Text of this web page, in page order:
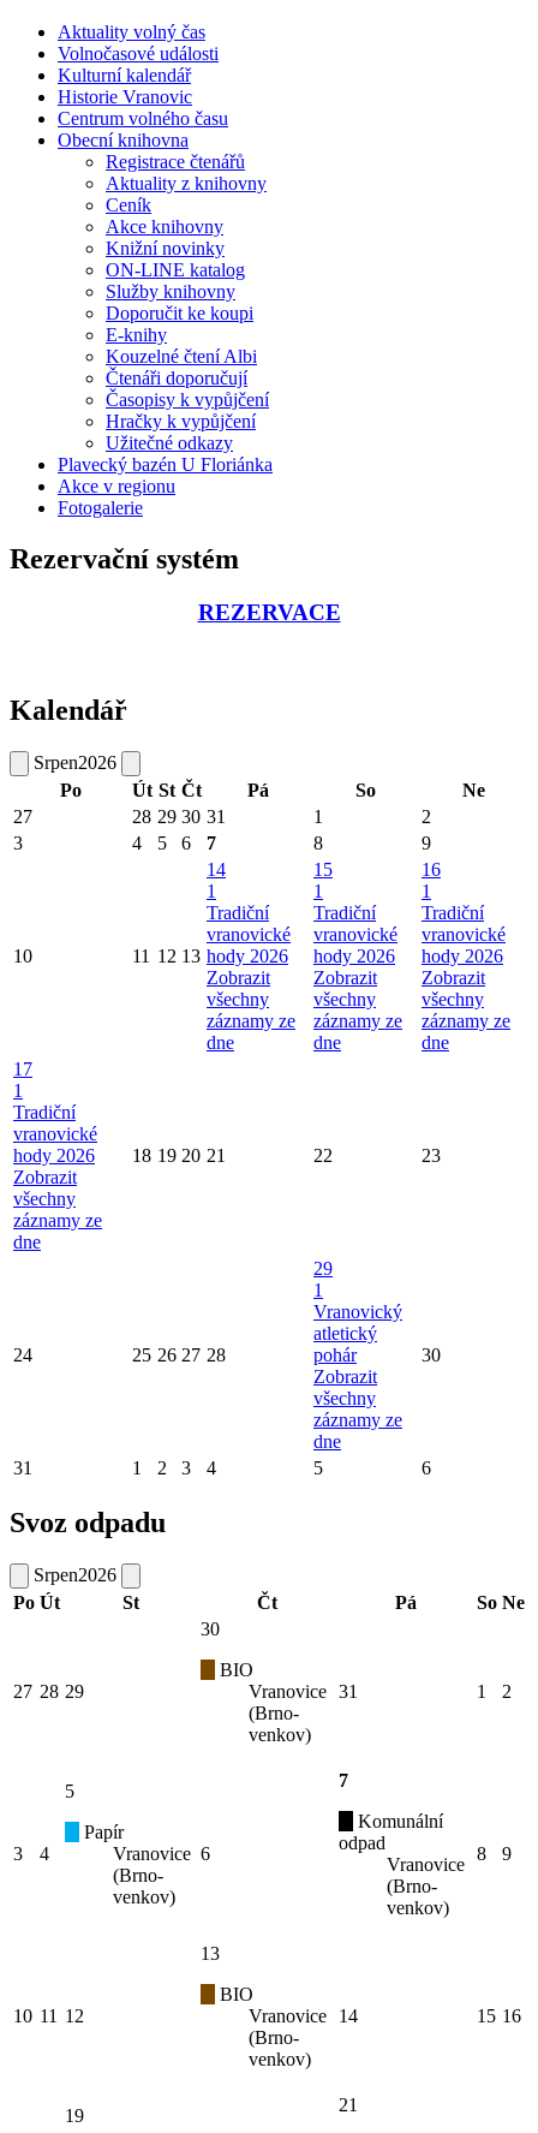
Aktuality volný čas
Volnočasové události
Kulturní kalendář
Historie Vranovic
Centrum volného času
Obecní knihovna
Registrace čtenářů
Aktuality z knihovny
Ceník
Akce knihovny
Knižní novinky
ON-LINE katalog
Služby knihovny
Doporučit ke koupi
E-knihy
Kouzelné čtení Albi
Čtenáři doporučují
Časopisy k vypůjčení
Hračky k vypůjčení
Užitečné odkazy
Plavecký bazén U Floriánka
Akce v regionu
Fotogalerie
Rezervační systém
REZERVACE
Kalendář
Srpen2026
Po
Út St Čt Pá So
Ne
27
28 29 30 31 1
2
3
4 5 6 7 8 9
10 11 12 13
14
1
Tradiční
vranovické
hody 2026
Zobrazit
všechny
záznamy ze
dne
15
1
Tradiční
vranovické
hody 2026
Zobrazit
všechny
záznamy ze
dne
16
1
Tradiční
vranovické
hody 2026
Zobrazit
všechny
záznamy ze
dne
17
1
Tradiční
vranovické
hody 2026
Zobrazit
všechny
záznamy ze
dne
18 19 20 21 22 23
24 25 26 27 28
29
1
Vranovický
atletický
pohár
Zobrazit
všechny
záznamy ze
dne
30
31 1 2 3 4 5 6
Svoz odpadu
Srpen2026
Po Út St Čt Pá So Ne
27 28 29
30
BIO
Vranovice
(Brno-
venkov)
31 1 2
3 4
5
Papír
Vranovice
(Brno-
venkov)
6
7
Komunální
odpad
Vranovice
(Brno-
venkov)
8 9
10 11 12
13
BIO
Vranovice
(Brno-
venkov)
14 15 16
19
21